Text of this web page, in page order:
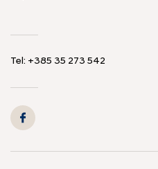
Tel: +385 35 273 542